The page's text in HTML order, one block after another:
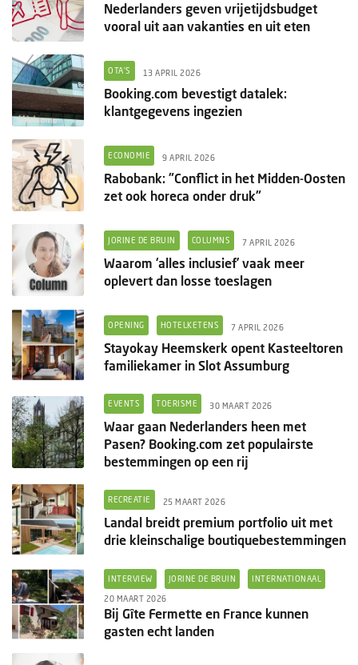
Nederlanders geven vrijetijdsbudget
vooral uit aan vakanties en uit eten
OTA'S 13 APRIL 2026
Booking.com bevestigt datalek:
klantgegevens ingezien
ECONOMIE 9 APRIL 2026
Rabobank: "Conflict in het Midden-Oosten
zet ook horeca onder druk"
JORINE DE BRUIN COLUMNS 7 APRIL 2026
Waarom ‘alles inclusief’ vaak meer
oplevert dan losse toeslagen
OPENING HOTELKETENS 7 APRIL 2026
Stayokay Heemskerk opent Kasteeltoren
familiekamer in Slot Assumburg
EVENTS TOERISME 30 MAART 2026
Waar gaan Nederlanders heen met
Pasen? Booking.com zet populairste
bestemmingen op een rij
RECREATIE 25 MAART 2026
Landal breidt premium portfolio uit met
drie kleinschalige boutiquebestemmingen
INTERVIEW JORINE DE BRUIN INTERNATIONAAL
20 MAART 2026
Bij Gîte Fermette en France kunnen
gasten echt landen